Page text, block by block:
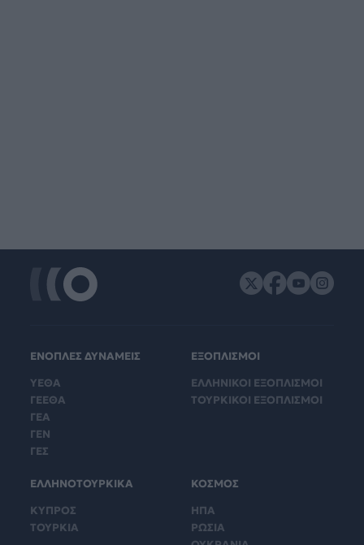
ΕΝΟΠΛΕΣ ΔΥΝΑΜΕΙΣ
ΥΕΘΑ
ΓΕΕΘΑ
ΓΕΑ
ΓΕΝ
ΓΕΣ
ΕΞΟΠΛΙΣΜΟΙ
ΕΛΛΗΝΙΚΟΙ ΕΞΟΠΛΙΣΜΟΙ
ΤΟΥΡΚΙΚΟΙ ΕΞΟΠΛΙΣΜΟΙ
ΕΛΛΗΝΟΤΟΥΡΚΙΚΑ
ΚΥΠΡΟΣ
ΤΟΥΡΚΙΑ
ΚΟΣΜΟΣ
ΗΠΑ
ΡΩΣΙΑ